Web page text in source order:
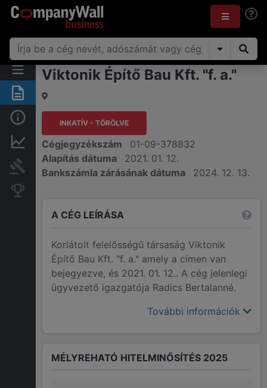
Összegzés
Alap információk
Pénzügyi információk
Bírósági eljárások
Viktonik Építő Bau Kft. "f. a."
INKATÍV - TÖRÖLVE
Cégjegyzékszám
01-09-378832
Alapítás dátuma
2021. 01. 12.
Bankszámla zárásának dátuma
2024. 12. 13.
A CÉG LEÍRÁSA
Korlátolt felelősségű társaság Viktonik
Építő Bau Kft. "f. a." amely a címen van
bejegyezve, és 2021. 01. 12.. A cég jelenlegi
ügyvezető igazgatója Radics Bertalanné.
További információk
MÉLYREHATÓ HITELMINŐSÍTÉS 2025